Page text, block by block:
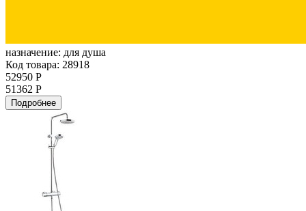
назначение: для душа
Код товара: 28918
52950 Р
51362 Р
Подробнее